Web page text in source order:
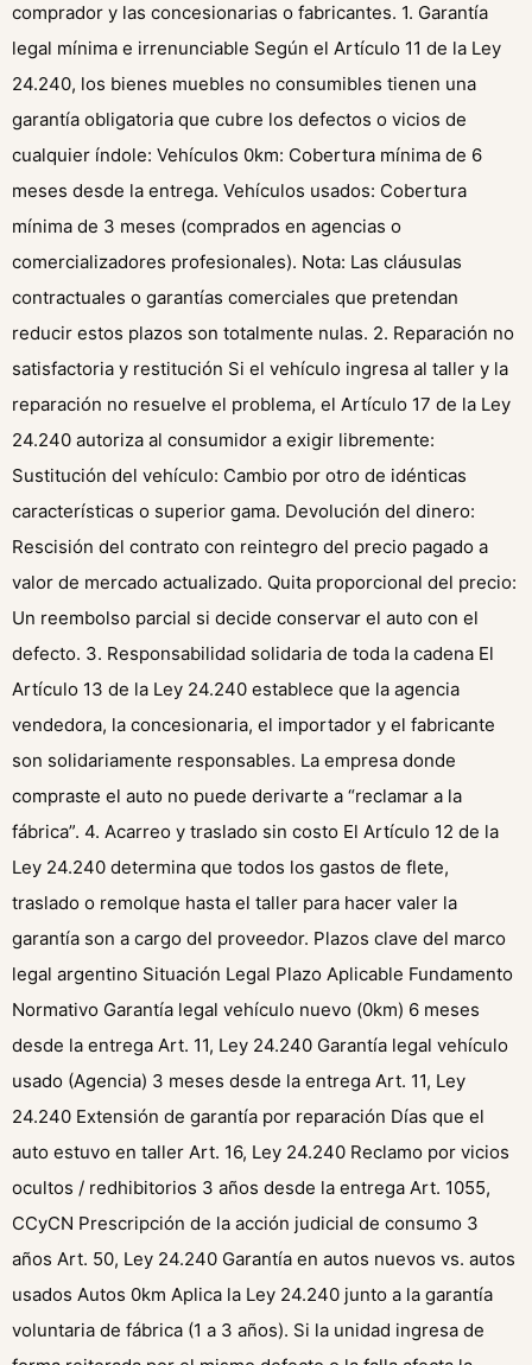
comprador y las concesionarias o fabricantes. 1. Garantía
legal mínima e irrenunciable Según el Artículo 11 de la Ley
24.240, los bienes muebles no consumibles tienen una
garantía obligatoria que cubre los defectos o vicios de
cualquier índole: Vehículos 0km: Cobertura mínima de 6
meses desde la entrega. Vehículos usados: Cobertura
mínima de 3 meses (comprados en agencias o
comercializadores profesionales). Nota: Las cláusulas
contractuales o garantías comerciales que pretendan
reducir estos plazos son totalmente nulas. 2. Reparación no
satisfactoria y restitución Si el vehículo ingresa al taller y la
reparación no resuelve el problema, el Artículo 17 de la Ley
24.240 autoriza al consumidor a exigir libremente:
Sustitución del vehículo: Cambio por otro de idénticas
características o superior gama. Devolución del dinero:
Rescisión del contrato con reintegro del precio pagado a
valor de mercado actualizado. Quita proporcional del precio:
Un reembolso parcial si decide conservar el auto con el
defecto. 3. Responsabilidad solidaria de toda la cadena El
Artículo 13 de la Ley 24.240 establece que la agencia
vendedora, la concesionaria, el importador y el fabricante
son solidariamente responsables. La empresa donde
compraste el auto no puede derivarte a “reclamar a la
fábrica”. 4. Acarreo y traslado sin costo El Artículo 12 de la
Ley 24.240 determina que todos los gastos de flete,
traslado o remolque hasta el taller para hacer valer la
garantía son a cargo del proveedor. Plazos clave del marco
legal argentino Situación Legal Plazo Aplicable Fundamento
Normativo Garantía legal vehículo nuevo (0km) 6 meses
desde la entrega Art. 11, Ley 24.240 Garantía legal vehículo
usado (Agencia) 3 meses desde la entrega Art. 11, Ley
24.240 Extensión de garantía por reparación Días que el
auto estuvo en taller Art. 16, Ley 24.240 Reclamo por vicios
ocultos / redhibitorios 3 años desde la entrega Art. 1055,
CCyCN Prescripción de la acción judicial de consumo 3
años Art. 50, Ley 24.240 Garantía en autos nuevos vs. autos
usados Autos 0km Aplica la Ley 24.240 junto a la garantía
voluntaria de fábrica (1 a 3 años). Si la unidad ingresa de